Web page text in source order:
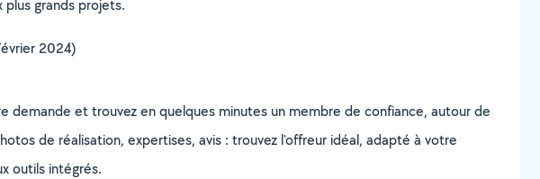
grands projets.
2024)
demande et trouvez en quelques minutes un membre de confiance, autour de
de réalisation, expertises, avis : trouvez l'offreur idéal, adapté à votre
outils intégrés.